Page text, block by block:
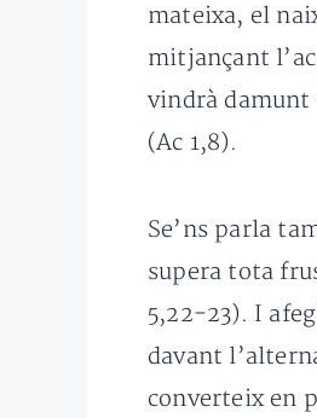
mateixa, el
mitjançant
vindrà damunt
(Ac 1,8).
Se’ns parla
supera tota
5,22-23). I
davant
converteix en